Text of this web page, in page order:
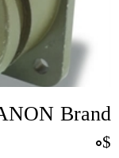
Brand
۰$